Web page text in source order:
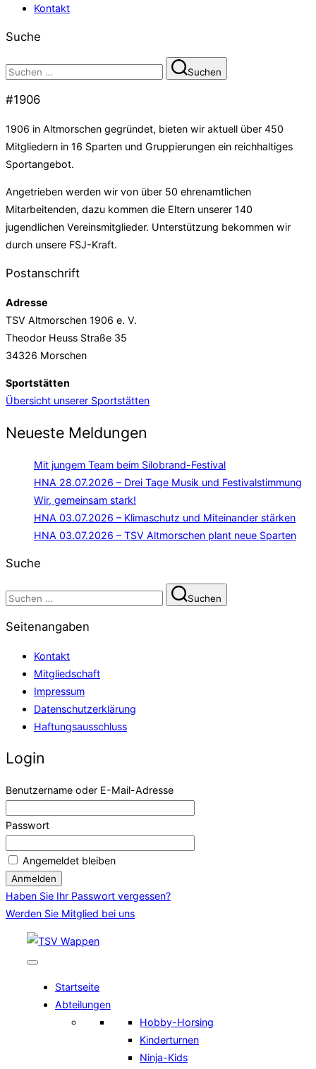
Kontakt
Suche
Suchen
nach:
Suchen
#1906
1906 in Altmorschen gegründet, bieten wir aktuell über 450
Mitgliedern in 16 Sparten und Gruppierungen ein reichhaltiges
Sportangebot.
Angetrieben werden wir von über 50 ehrenamtlichen
Mitarbeitenden, dazu kommen die Eltern unserer 140
jugendlichen Vereinsmitglieder. Unterstützung bekommen wir
durch unsere FSJ-Kraft.
Postanschrift
Adresse
TSV Altmorschen 1906 e. V.
Theodor Heuss Straße 35
34326 Morschen
Sportstätten
Übersicht unserer Sportstätten
Neueste Meldungen
Mit jungem Team beim Silobrand-Festival
HNA 28.07.2026 – Drei Tage Musik und Festivalstimmung
Wir, gemeinsam stark!
HNA 03.07.2026 – Klimaschutz und Miteinander stärken
HNA 03.07.2026 – TSV Altmorschen plant neue Sparten
Suche
Suchen
nach:
Suchen
Seitenangaben
Kontakt
Mitgliedschaft
Impressum
Datenschutzerklärung
Haftungsausschluss
Login
Benutzername oder E-Mail-Adresse
Passwort
Angemeldet bleiben
Haben Sie Ihr Passwort vergessen?
Werden Sie Mitglied bei uns
Inhalt
Startseite
Abteilungen
Hobby-Horsing
Kinderturnen
Ninja-Kids